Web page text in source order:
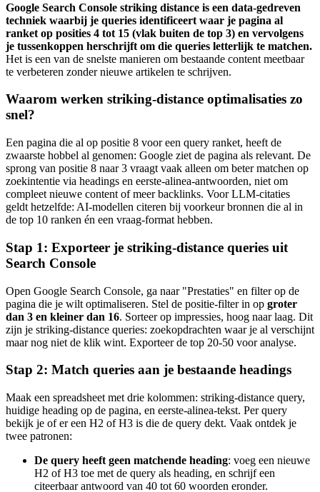
Google Search Console striking distance is een data-gedreven
techniek waarbij je queries identificeert waar je pagina al
ranket op posities 4 tot 15 (vlak buiten de top 3) en vervolgens
je tussenkoppen herschrijft om die queries letterlijk te matchen.
Het is een van de snelste manieren om bestaande content meetbaar
te verbeteren zonder nieuwe artikelen te schrijven.
Waarom werken striking-distance optimalisaties zo
snel?
Een pagina die al op positie 8 voor een query ranket, heeft de
zwaarste hobbel al genomen: Google ziet de pagina als relevant. De
sprong van positie 8 naar 3 vraagt vaak alleen om beter matchen op
zoekintentie via headings en eerste-alinea-antwoorden, niet om
compleet nieuwe content of meer backlinks. Voor LLM-citaties
geldt hetzelfde: AI-modellen citeren bij voorkeur bronnen die al in
de top 10 ranken én een vraag-format hebben.
Stap 1: Exporteer je striking-distance queries uit
Search Console
Open Google Search Console, ga naar "Prestaties" en filter op de
pagina die je wilt optimaliseren. Stel de positie-filter in op groter
dan 3 en kleiner dan 16. Sorteer op impressies, hoog naar laag. Dit
zijn je striking-distance queries: zoekopdrachten waar je al verschijnt
maar nog niet de klik wint. Exporteer de top 20-50 voor analyse.
Stap 2: Match queries aan je bestaande headings
Maak een spreadsheet met drie kolommen: striking-distance query,
huidige heading op de pagina, en eerste-alinea-tekst. Per query
bekijk je of er een H2 of H3 is die de query dekt. Vaak ontdek je
twee patronen:
De query heeft geen matchende heading: voeg een nieuwe
H2 of H3 toe met de query als heading, en schrijf een
citeerbaar antwoord van 40 tot 60 woorden eronder.